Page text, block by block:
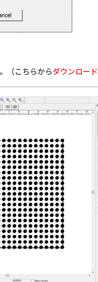
（こちらからダウンロード